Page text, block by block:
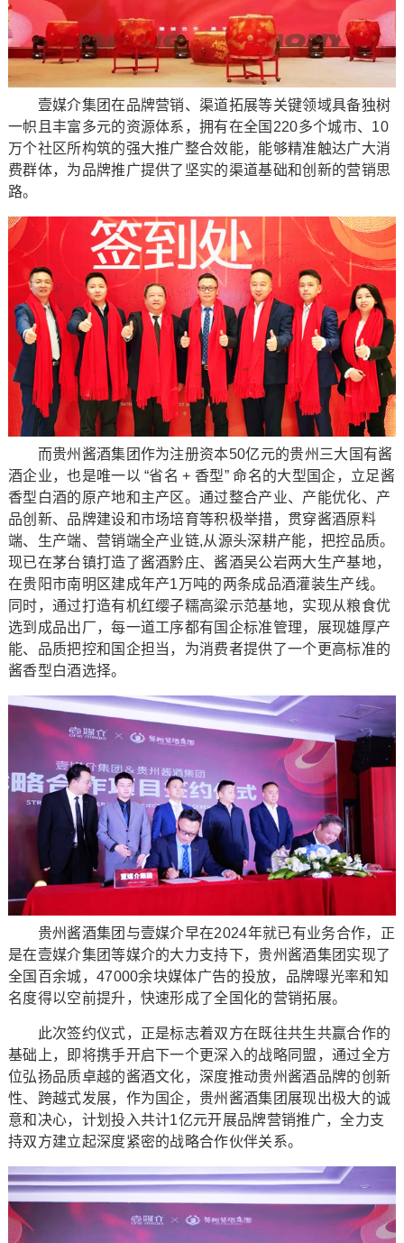
壹媒介集团在品牌营销、渠道拓展等关键领域具备独树
一帜且丰富多元的资源体系，拥有在全国220多个城市、10
万个社区所构筑的强大推广整合效能，能够精准触达广大消
费群体，为品牌推广提供了坚实的渠道基础和创新的营销思
路。
而贵州酱酒集团作为注册资本50亿元的贵州三大国有酱
酒企业，也是唯一以 “省名 + 香型” 命名的大型国企，立足酱
香型白酒的原产地和主产区。通过整合产业、产能优化、产
品创新、品牌建设和市场培育等积极举措，贯穿酱酒原料
端、生产端、营销端全产业链,从源头深耕产能，把控品质。
现已在茅台镇打造了酱酒黔庄、酱酒吴公岩两大生产基地，
在贵阳市南明区建成年产1万吨的两条成品酒灌装生产线。
同时，通过打造有机红缨子糯高粱示范基地，实现从粮食优
选到成品出厂，每一道工序都有国企标准管理，展现雄厚产
能、品质把控和国企担当，为消费者提供了一个更高标准的
酱香型白酒选择。
贵州酱酒集团与壹媒介早在2024年就已有业务合作，正
是在壹媒介集团等媒介的大力支持下，贵州酱酒集团实现了
全国百余城，47000余块媒体广告的投放，品牌曝光率和知
名度得以空前提升，快速形成了全国化的营销拓展。
此次签约仪式，正是标志着双方在既往共生共赢合作的
基础上，即将携手开启下一个更深入的战略同盟，通过全方
位弘扬品质卓越的酱酒文化，深度推动贵州酱酒品牌的创新
性、跨越式发展，作为国企，贵州酱酒集团展现出极大的诚
意和决心，计划投入共计1亿元开展品牌营销推广，全力支
持双方建立起深度紧密的战略合作伙伴关系。